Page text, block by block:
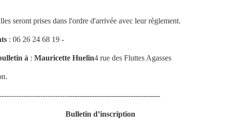
seront prises dans l'ordre d'arrivée avec leur règlement.
: 06 26 24 68 19 -
à : Mauricette Huelin4 rue des Fluttes Agasses
--------------------------------------
Bulletin d’inscription